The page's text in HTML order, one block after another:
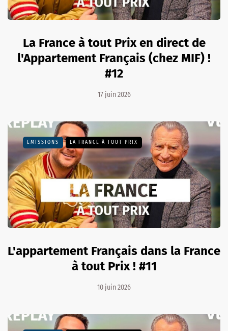
La France à tout Prix en direct de
l'Appartement Français (chez MIF) !
#12
17 juin 2026
EMISSIONS LA FRANCE À TOUT PRIX
L'appartement Français dans la France
à tout Prix ! #11
10 juin 2026